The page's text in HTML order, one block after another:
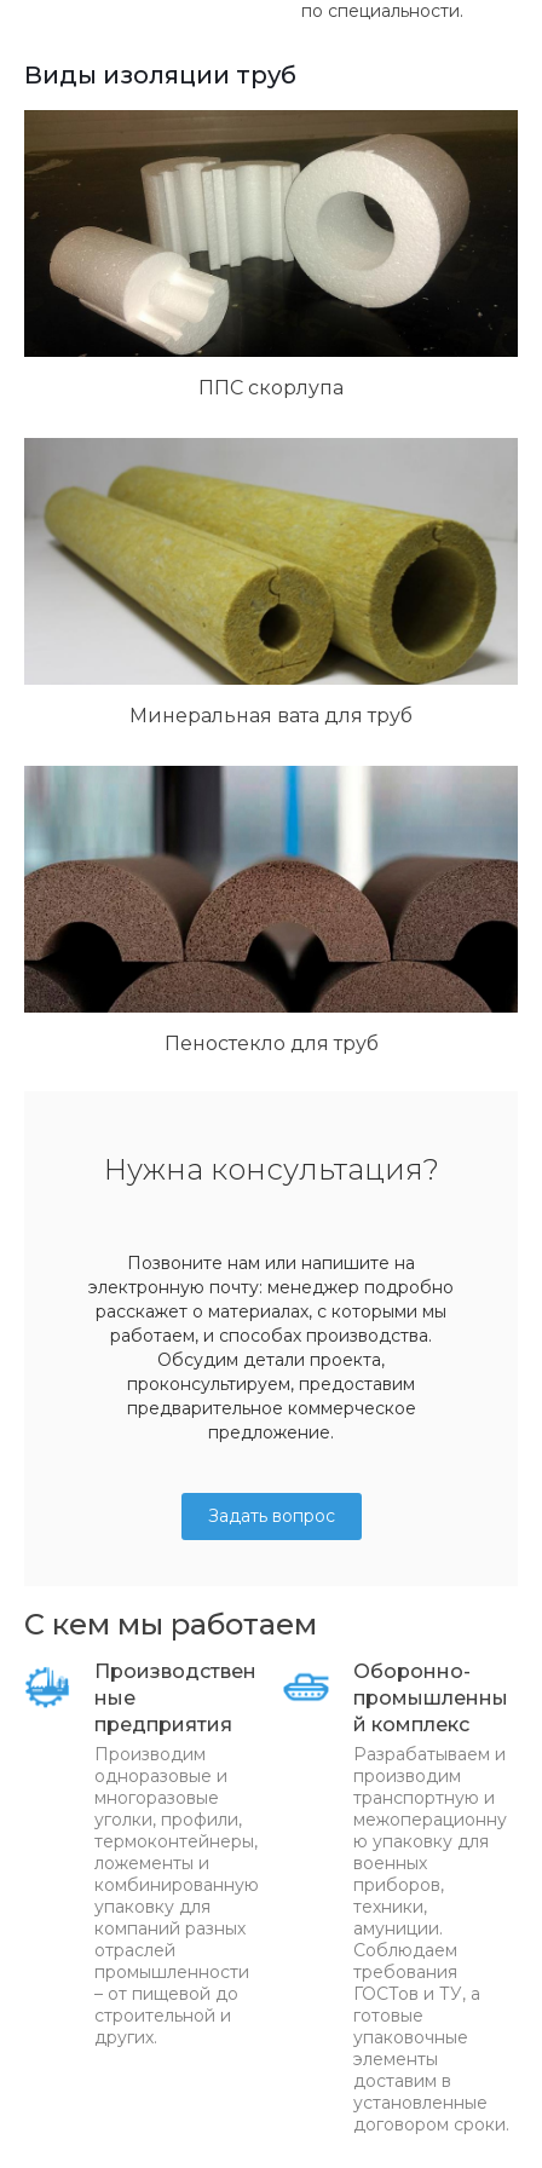
по специальности.
Виды изоляции труб
ППС скорлупа
Минеральная вата для труб
Пеностекло для труб
Нужна консультация?
Позвоните нам или напишите на
электронную почту: менеджер подробно
расскажет о материалах, с которыми мы
работаем, и способах производства.
Обсудим детали проекта,
проконсультируем, предоставим
предварительное коммерческое
предложение.
Задать вопрос
С кем мы работаем
Производствен
ные
предприятия
Производим
одноразовые и
многоразовые
уголки, профили,
термоконтейнеры,
ложементы и
комбинированную
упаковку для
компаний разных
отраслей
промышленности
– от пищевой до
строительной и
других.
Оборонно-
промышленны
й комплекс
Разрабатываем и
производим
транспортную и
межоперационну
ю упаковку для
военных
приборов,
техники,
амуниции.
Соблюдаем
требования
ГОСТов и ТУ, а
готовые
упаковочные
элементы
доставим в
установленные
договором сроки.